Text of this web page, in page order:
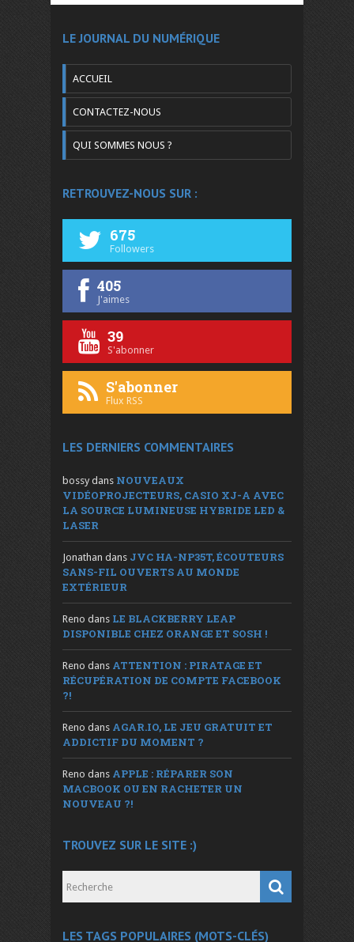
LE JOURNAL DU NUMÉRIQUE
ACCUEIL
CONTACTEZ-NOUS
QUI SOMMES NOUS ?
RETROUVEZ-NOUS SUR :
675
Followers
405
J'aimes
39
S'abonner
S'abonner
Flux RSS
LES DERNIERS COMMENTAIRES
bossy dans NOUVEAUX
VIDÉOPROJECTEURS, CASIO XJ-A AVEC
LA SOURCE LUMINEUSE HYBRIDE LED &
LASER
Jonathan dans JVC HA-NP35T, ÉCOUTEURS
SANS-FIL OUVERTS AU MONDE
EXTÉRIEUR
Reno dans LE BLACKBERRY LEAP
DISPONIBLE CHEZ ORANGE ET SOSH !
Reno dans ATTENTION : PIRATAGE ET
RÉCUPÉRATION DE COMPTE FACEBOOK
?!
Reno dans AGAR.IO, LE JEU GRATUIT ET
ADDICTIF DU MOMENT ?
Reno dans APPLE : RÉPARER SON
MACBOOK OU EN RACHETER UN
NOUVEAU ?!
TROUVEZ SUR LE SITE :)
LES TAGS POPULAIRES (MOTS-CLÉS)